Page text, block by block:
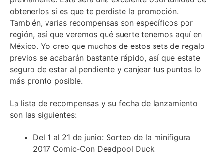
obtenerlos si es que te perdiste la promoción.
También, varias recompensas son específicos por
región, así que veremos qué suerte tenemos aquí en
México. Yo creo que muchos de estos sets de regalo
previos se acabarán bastante rápido, así que estate
seguro de estar al pendiente y canjear tus puntos lo
más pronto posible.
La lista de recompensas y su fecha de lanzamiento
son las siguientes:
Del 1 al 21 de junio: Sorteo de la minifigura
2017 Comic-Con Deadpool Duck